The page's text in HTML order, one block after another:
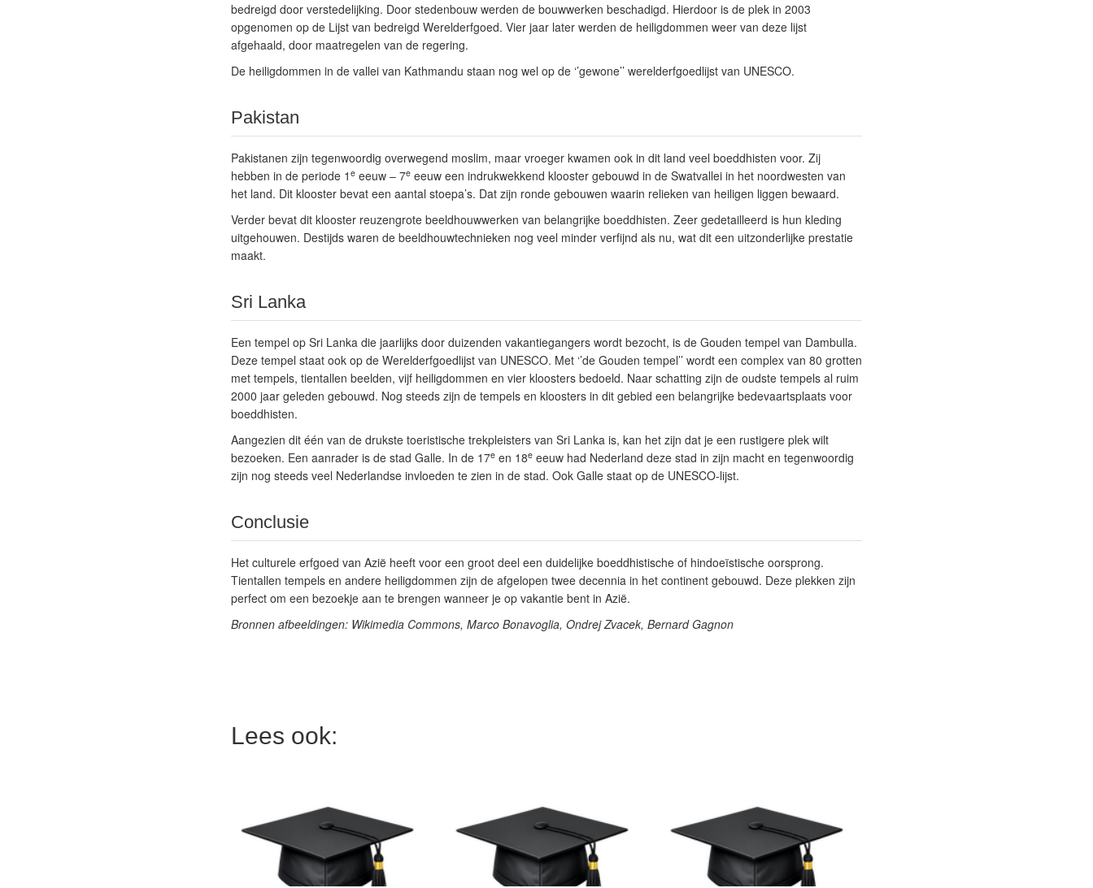
bedreigd door verstedelijking. Door stedenbouw werden de bouwwerken beschadigd. Hierdoor is de plek in 2003
opgenomen op de Lijst van bedreigd Werelderfgoed. Vier jaar later werden de heiligdommen weer van deze lijst
afgehaald, door maatregelen van de regering.
De heiligdommen in de vallei van Kathmandu staan nog wel op de ‘’gewone’’ werelderfgoedlijst van UNESCO.
Pakistan
Pakistanen zijn tegenwoordig overwegend moslim, maar vroeger kwamen ook in dit land veel boeddhisten voor. Zij
hebben in de periode 1 eeeuw – 7eeeuw een indrukwekkend klooster gebouwd in de Swatvallei in het noordwesten van
het land. Dit klooster bevat een aantal stoepa’s. Dat zijn ronde gebouwen waarin relieken van heiligen liggen bewaard.
Verder bevat dit klooster reuzengrote beeldhouwwerken van belangrijke boeddhisten. Zeer gedetailleerd is hun kleding
uitgehouwen. Destijds waren de beeldhouwtechnieken nog veel minder verfijnd als nu, wat dit een uitzonderlijke prestatie
maakt.
Sri Lanka
Een tempel op Sri Lanka die jaarlijks door duizenden vakantiegangers wordt bezocht, is de Gouden tempel van Dambulla.
Deze tempel staat ook op de Werelderfgoedlijst van UNESCO. Met ‘’de Gouden tempel’’ wordt een complex van 80 grotten
met tempels, tientallen beelden, vijf heiligdommen en vier kloosters bedoeld. Naar schatting zijn de oudste tempels al ruim
2000 jaar geleden gebouwd. Nog steeds zijn de tempels en kloosters in dit gebied een belangrijke bedevaartsplaats voor
boeddhisten.
Aangezien dit één van de drukste toeristische trekpleisters van Sri Lanka is, kan het zijn dat je een rustigere plek wilt
bezoeken. Een aanrader is de stad Galle. In de 17een 18eeeuw had Nederland deze stad in zijn macht en tegenwoordig
zijn nog steeds veel Nederlandse invloeden te zien in de stad. Ook Galle staat op de UNESCO-lijst.
Conclusie
Het culturele erfgoed van Azië heeft voor een groot deel een duidelijke boeddhistische of hindoeïstische oorsprong.
Tientallen tempels en andere heiligdommen zijn de afgelopen twee decennia in het continent gebouwd. Deze plekken zijn
perfect om een bezoekje aan te brengen wanneer je op vakantie bent in Azië.
Bronnen afbeeldingen: Wikimedia Commons, Marco Bonavoglia, Ondrej Zvacek, Bernard Gagnon
Lees ook: